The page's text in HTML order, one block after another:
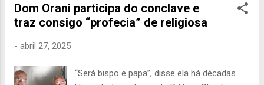
Dom Orani participa do conclave e
traz consigo “profecia” de religiosa
- abril 27, 2025
“Será bispo e papa”, disse ela há décadas.